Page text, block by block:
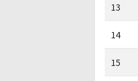
13
14
15